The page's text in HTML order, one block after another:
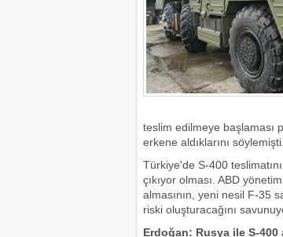
teslim edilmeye başlaması
erkene aldıklarını söylemişti.
Türkiye'de S-400
çıkıyor olması. ABD
almasının, yeni nesil F-35
riski oluşturacağını
Erdoğan: Rusya ile S-